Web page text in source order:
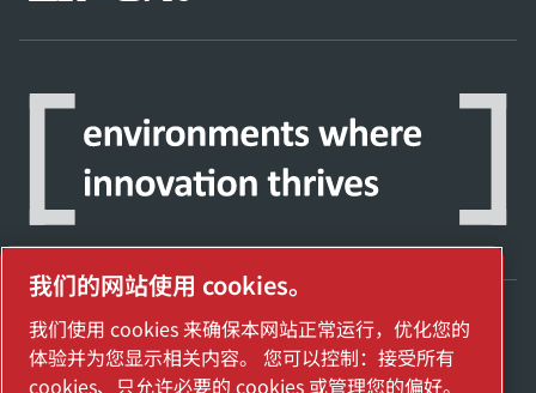
探索阿特拉斯·科普柯集团如何利用科技变革
未来。
我们的网站使用 cookies。
我们使用 cookies 来确保本网站正常运行，优化您的
体验并为您显示相关内容。 您可以控制：接受所有
cookies、只允许必要的 cookies 或管理您的偏好。